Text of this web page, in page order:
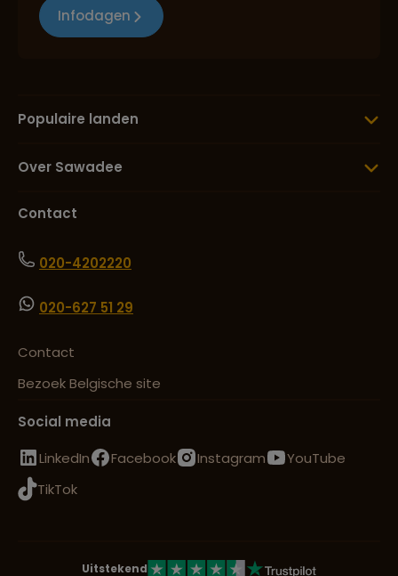
Infodagen
Populaire landen
Over Sawadee
Contact
020-4202220
020-627 51 29
Contact
Bezoek Belgische site
Social media
LinkedIn
Facebook Instagram
YouTube
TikTok
Uitstekend